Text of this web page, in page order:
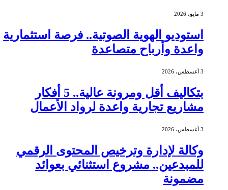
3 مايو، 2026
استوديو الهوية الصوتية.. فرصة استثمارية
واعدة وأرباح متصاعدة
3 أغسطس، 2026
بتكاليف أقل ومرونة عالية.. 5 أفكار
مشاريع تجارية واعدة لرواد الأعمال
3 أغسطس، 2026
وكالة لإدارة وترخيص المحتوى الرقمي
للمبدعين.. مشروع استثنائي بعوائد
مضمونة